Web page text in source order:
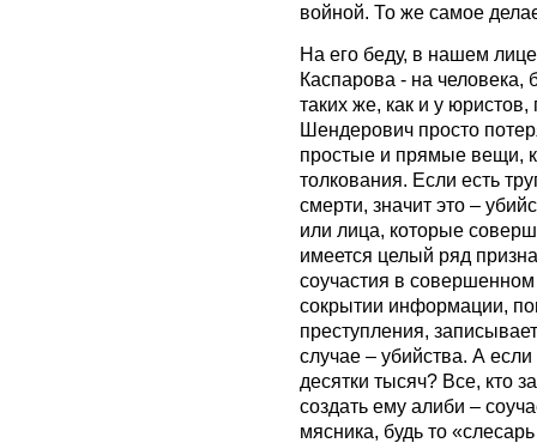
войной. То же самое
На его беду, в нашем
Каспарова - на человека,
таких же, как и у
Шендерович просто
простые и прямые вещи,
толкования. Если есть
смерти, значит это –
или лица, которые
имеется целый ряд
соучастия в
сокрытии информации,
преступления,
случае – убийства. А
десятки тысяч? Все, кто
создать ему алиби –
мясника, будь то